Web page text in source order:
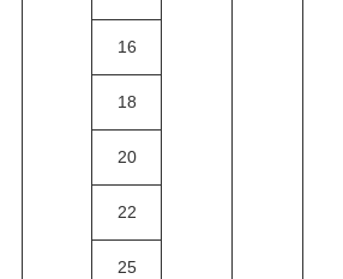
16
18
20
22
25